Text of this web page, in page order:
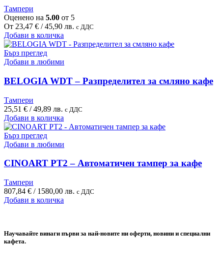
be
chosen
the
product
page
Тампери
Оценено на 5.00 от 5
От 23,47 € / 45,90 лв. с ДДС
Добави в количка
product
multiple
The
options
be
chosen
on
the
page
Бърз преглед
Добави в любими
BELOGIA WDT – Разпределител за смляно кафе
Тампери
25,51 € / 49,89 лв. с ДДС
Добави в количка
Бърз преглед
Добави в любими
CINOART PT2 – Автоматичен тампер за кафе
Тампери
807,84 € / 1580,00 лв. с ДДС
Добави в количка
Научавайте винаги първи за най-новите ни оферти, новини и специални
кафета.